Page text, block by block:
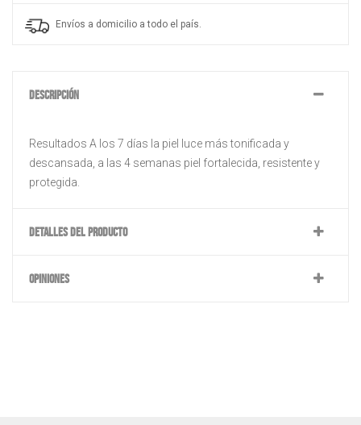
Envíos a domicilio a todo el país.
DESCRIPCIÓN
Resultados A los 7 días la piel luce más tonificada y
descansada, a las 4 semanas piel fortalecida, resistente y
protegida.
DETALLES DEL PRODUCTO
OPINIONES